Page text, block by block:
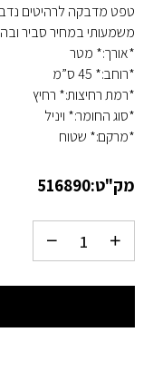
טפט מדבקה לרהיטים
משמעותי במחיר סביר
*אורך:* מטר
*רוחב:* 45 ס”מ
*רמת רחיצות:* רחיץ
*סוג החומר:* ויניל
*מרקם:* שטוח
מק"ט:516890